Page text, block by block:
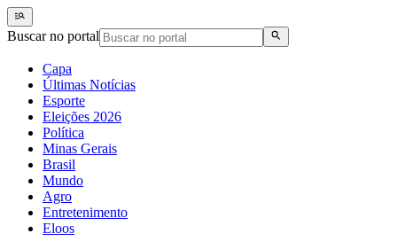
Buscar no portal
Capa
Últimas Notícias
Esporte
Eleições 2026
Política
Minas Gerais
Brasil
Mundo
Agro
Entretenimento
Eloos